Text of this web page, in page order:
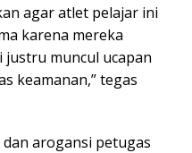
agar atlet pelajar ini
karena mereka
justru muncul ucapan
keamanan,” tegas
arogansi petugas